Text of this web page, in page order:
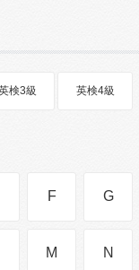
検3級 英検4級
F G
M N